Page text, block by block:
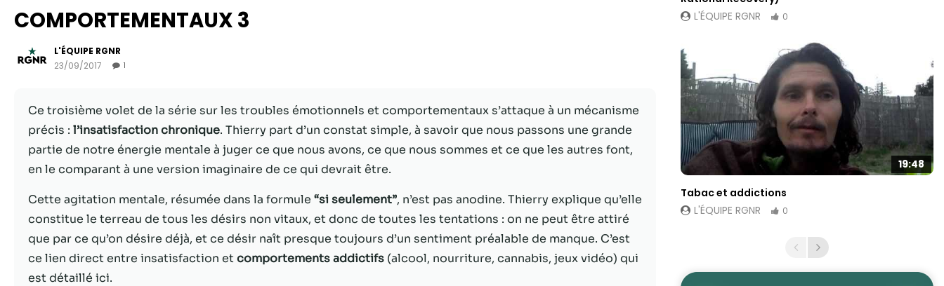
COMPORTEMENTAUX 3
L'ÉQUIPE RGNR
23/09/2017
1
Ce troisième volet de la série sur les troubles émotionnels et comportementaux s’attaque à un mécanisme
précis : l’insatisfaction chronique. Thierry part d’un constat simple, à savoir que nous passons une grande
partie de notre énergie mentale à juger ce que nous avons, ce que nous sommes et ce que les autres font,
en le comparant à une version imaginaire de ce qui devrait être.
Cette agitation mentale, résumée dans la formule “si seulement”, n’est pas anodine. Thierry explique qu’elle
constitue le terreau de tous les désirs non vitaux, et donc de toutes les tentations : on ne peut être attiré
que par ce qu’on désire déjà, et ce désir naît presque toujours d’un sentiment préalable de manque. C’est
ce lien direct entre insatisfaction etcomportements addictifs (alcool, nourriture, cannabis, jeux vidéo) qui
est détaillé ici.
L'ÉQUIPE RGNR
0
19:48
Tabac et addictions
L'ÉQUIPE RGNR
0
et la structure
du site Web,
en fonction
de la façon
utilisé.
Experience
Afin que notre